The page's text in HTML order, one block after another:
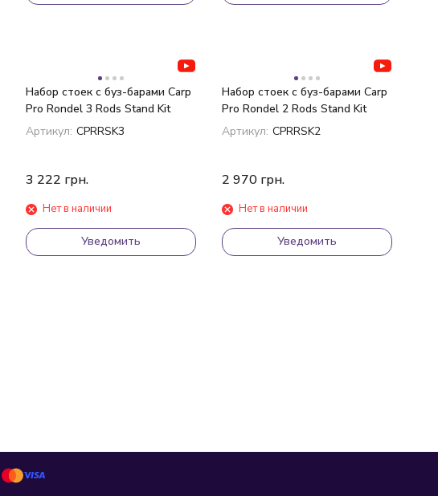
Набор стоек с буз-барами Carp
Pro Rondel 3 Rods Stand Kit
Артикул: CPRRSK3
3 222 грн.
Нет в наличии
Уведомить
Набор стоек с буз-барами Carp
Pro Rondel 2 Rods Stand Kit
Артикул: CPRRSK2
2 970 грн.
Нет в наличии
Уведомить